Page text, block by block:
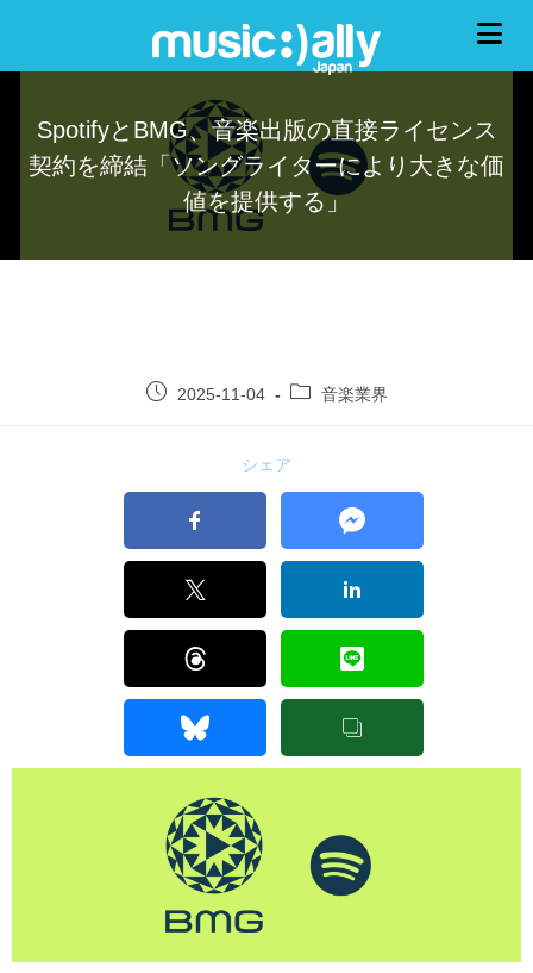
SpotifyとBMG、音楽出版の直接ライセンス
契約を締結「ソングライターにより大きな価
値を提供する」
2025-11-04 音楽業界
シェア